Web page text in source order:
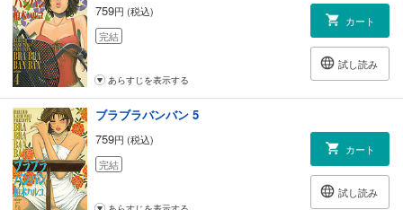
759円 (税込)
完結
カート
試し読み
あらすじを表示する
ブラブラバンバン 5
759円 (税込)
完結
カート
試し読み